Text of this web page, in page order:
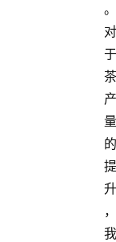
。
对
于
茶
产
量
的
提
升
，
我